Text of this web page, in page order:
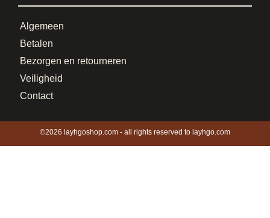
Algemeen
Betalen
Bezorgen en retourneren
Veiligheid
Contact
©2026 layhgoshop.com - all rights reserved to layhgo.com